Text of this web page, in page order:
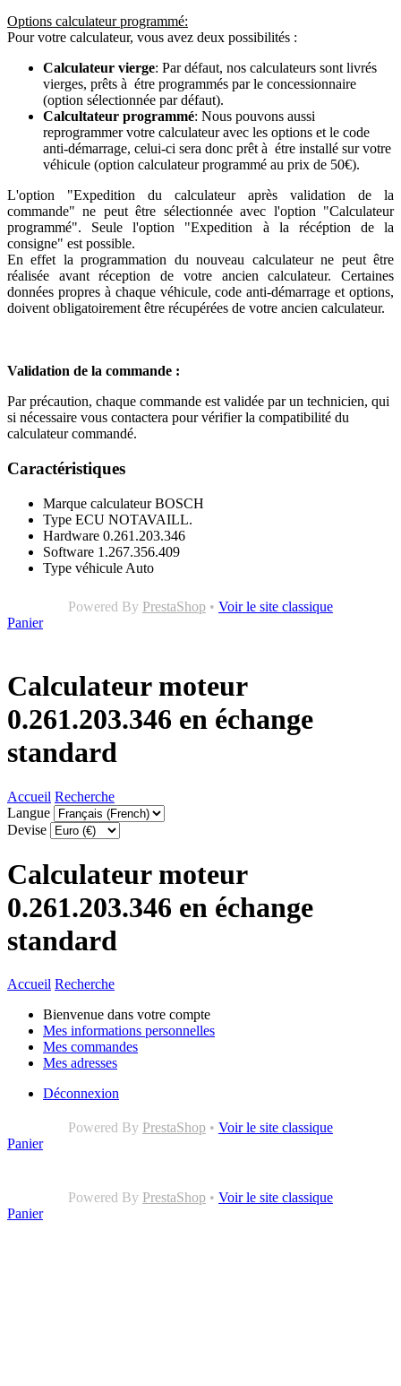
Options calculateur programmé:
Pour votre calculateur, vous avez deux possibilités :
Calculateur vierge: Par défaut, nos calculateurs sont livrés
vierges, prêts à étre programmés par le concessionnaire
(option sélectionnée par défaut).
Calcultateur programmé: Nous pouvons aussi
reprogrammer votre calculateur avec les options et le code
anti-démarrage, celui-ci sera donc prêt à étre installé sur votre
véhicule (option calculateur programmé au prix de 50€).
L'option "Expedition du calculateur après validation de la
commande" ne peut être sélectionnée avec l'option "Calculateur
programmé". Seule l'option "Expedition à la récéption de la
consigne" est possible.
En effet la programmation du nouveau calculateur ne peut être
réalisée avant réception de votre ancien calculateur. Certaines
données propres à chaque véhicule, code anti-démarrage et options,
doivent obligatoirement être récupérées de votre ancien calculateur.
Validation de la commande :
Par précaution, chaque commande est validée par un technicien, qui
si nécessaire vous contactera pour vérifier la compatibilité du
calculateur commandé.
Caractéristiques
Marque calculateur BOSCH
Type ECU NOTAVAILL.
Hardware 0.261.203.346
Software 1.267.356.409
Type véhicule Auto
Powered By PrestaShop • Voir le site classique
Panier
Calculateur moteur
0.261.203.346 en échange
standard
Accueil Recherche
Langue
Devise
Calculateur moteur
0.261.203.346 en échange
standard
Accueil Recherche
Bienvenue dans votre compte
Mes informations personnelles
Mes commandes
Mes adresses
Déconnexion
Powered By PrestaShop • Voir le site classique
Panier
Powered By PrestaShop • Voir le site classique
Panier